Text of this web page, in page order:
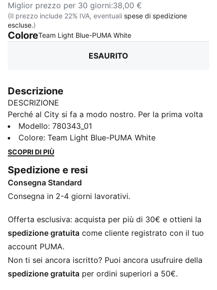
Miglior prezzo per 30 giorni:38,00 €
(Il prezzo include 22% IVA, eventuali spese di spedizione
escluse.)
ColoreTeam Light Blue-PUMA White:
ESAURITO
Descrizione
DESCRIZIONE
Perché al City si fa a modo nostro. Per la prima volta
nella storia del club, la maglia home sfoggia la sash, la
striscia diagonale diventata iconica nelle trasferte.
Unita all’inconfondibile Sky Blue e reinventata per la
uno sguardo al futuro, e un promemoria: qui le cose si
fanno diversamente. Dentro e fuori dal campo.
CARATTERISTICHE + VANTAGGI
dryCELL, progettata per mantenervi asciutti e comodi
DETTAGLI
Vestibilità regolare
Girocollo
Logo PUMA sul petto a destra
Modello: 780343_01
Colore: Team Light Blue-PUMA White
SCOPRI DI PIÙ
Spedizione e resi
Consegna Standard
Consegna in 2-4 giorni lavorativi.
Offerta esclusiva: acquista per più di 30€ e ottieni la
spedizione gratuita come cliente registrato con il tuo
account PUMA.
Non ti sei ancora iscritto? Puoi ancora usufruire della
spedizione gratuita per ordini superiori a 50€.